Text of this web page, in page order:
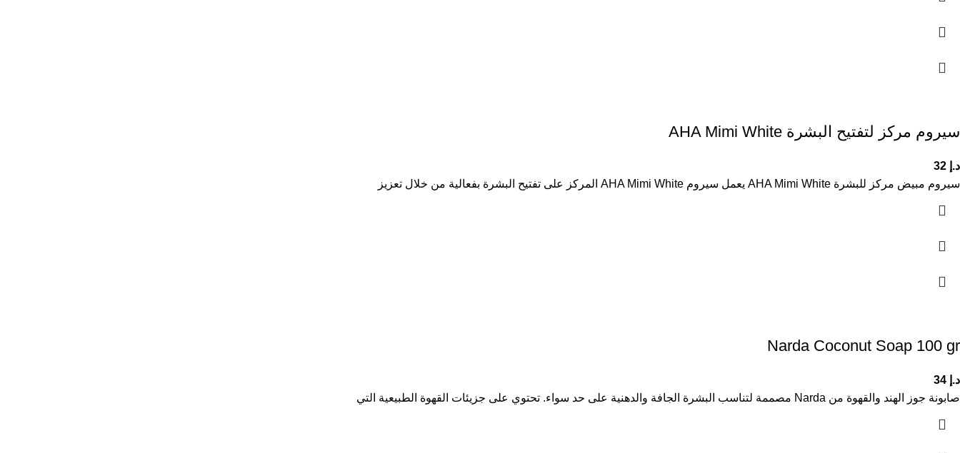
سيروم مركز لتفتيح البشرة AHA Mimi White
د.إ
سيروم مبيض مركز للبشرة AHA Mimi White يعمل سيروم AHA Mimi White المركز على تفتيح البشرة بفعالية من خلال تعزيز
Narda Coconut Soap 100 gr
د.إ
صابونة جوز الهند والقهوة من Narda مصممة لتناسب البشرة الجافة والدهنية على حد سواء. تحتوي على جزيئات القهوة الطبيعية التي